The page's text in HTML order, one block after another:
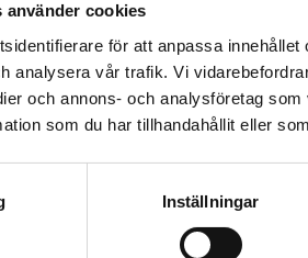
använder cookies
för att anpassa
analysera vår trafik. Vi
och annons- och analysföretag
som du har tillhandahållit eller
Inställningar
där du
1 000 kr hos Ferratum,
1 000 kr hos Everyday Plus,